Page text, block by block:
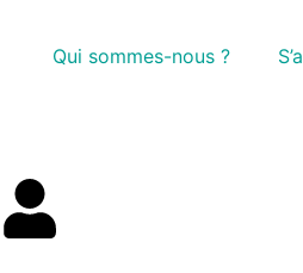
Qui sommes-nous ?